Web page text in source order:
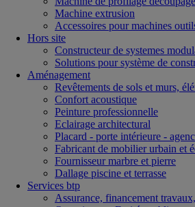
Machine extrusion
Accessoires pour machines
Hors site
Constructeur de systemes
Solutions pour système de
Aménagement
Revêtements de sols et murs,
Confort acoustique
Peinture professionnelle
Eclairage architectural
Placard - porte intérieure -
Fabricant de mobilier urbain et
Fournisseur marbre et pierre
Dallage piscine et terrasse
Services btp
Assurance, financement